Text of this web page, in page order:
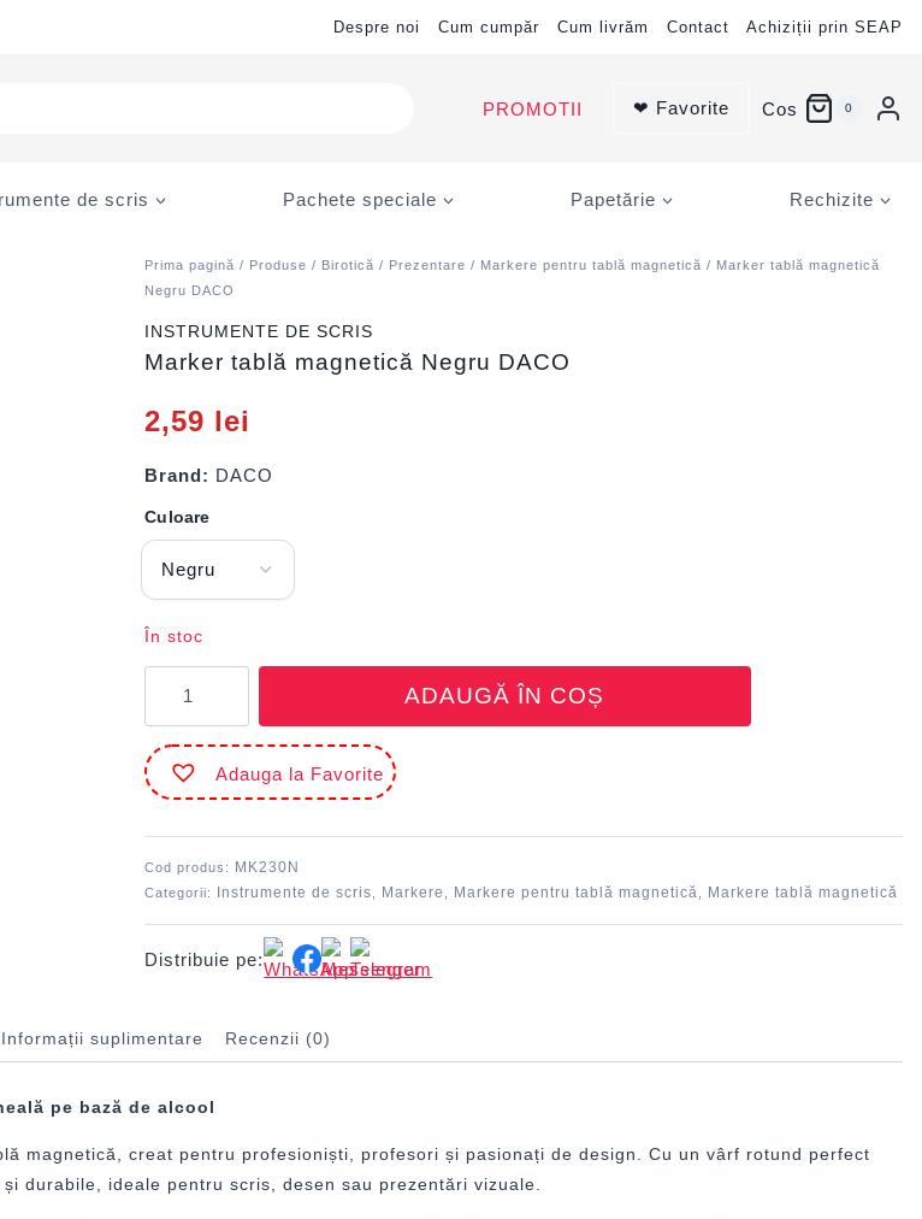
Despre noi Cum cumpăr Cum livrăm Contact Achiziții prin SEAP
PROMOTII ❤ Favorite Cos 0
de scris Pachete speciale Papetărie Rechizite
Prima pagină / Produse / Birotică / Prezentare / Markere pentru tablă magnetică / Marker tablă magnetică
Negru DACO
INSTRUMENTE DE SCRIS
Marker tablă magnetică Negru DACO
2,59 lei
Brand: DACO
Culoare
În stoc
Marker
tablă
magnetică
Negru
DACO
ADAUGĂ ÎN COȘ
Adauga la Favorite
Cod produs: MK230N
Categorii: Instrumente de scris Markere Markere pentru tablă magnetică Markere tablă magnetică
Distribuie pe:
Informații suplimentare Recenzii (0)
pe bază de alcool
magnetică, creat pentru profesioniști, profesori și pasionați de design. Cu un vârf rotund perfect
durabile, ideale pentru scris, desen sau prezentări vizuale.